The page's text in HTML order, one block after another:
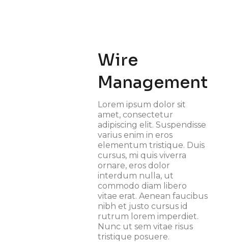
Wire
Management
Lorem ipsum dolor sit
amet, consectetur
adipiscing elit. Suspendisse
varius enim in eros
elementum tristique. Duis
cursus, mi quis viverra
ornare, eros dolor
interdum nulla, ut
commodo diam libero
vitae erat. Aenean faucibus
nibh et justo cursus id
rutrum lorem imperdiet.
Nunc ut sem vitae risus
tristique posuere.